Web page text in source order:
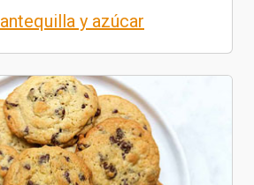
y azúcar